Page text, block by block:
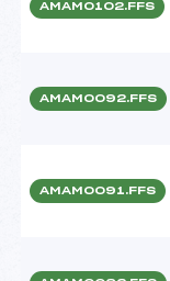
AMAM0102.FFS
AMAM0092.FFS
AMAM0091.FFS